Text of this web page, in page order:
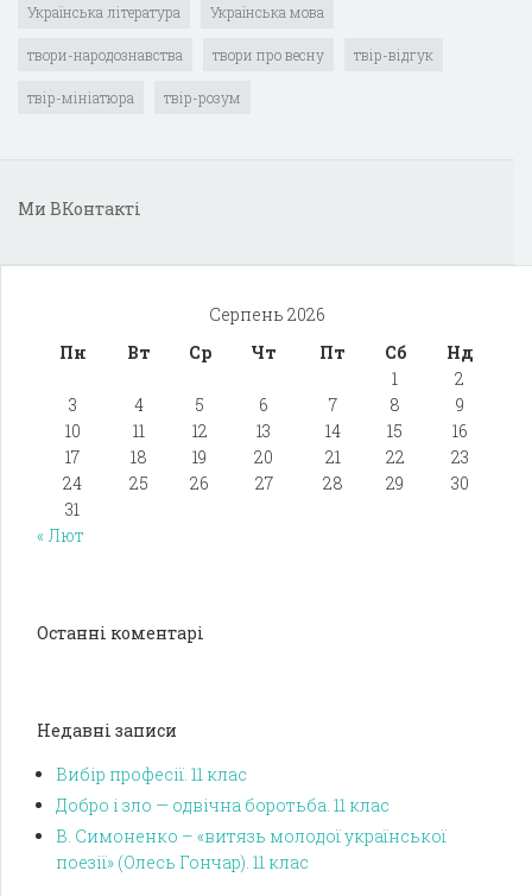
Українська література Українська мова
твори-народознавства твори про весну твір-відгук
твір-мініатюра твір-розум
Ми ВКонтакті
Серпень 2026
Пн
Вт Ср Чт Пт Сб
Нд
1
2
3
4 5 6 7 8
9
10
11 12 13 14 15
16
17
18 19 20 21 22
23
24
25 26 27 28 29
30
31
« Лют
Останні коментарі
Недавні записи
Вибір професії. 11 клас
Добро і зло — одвічна боротьба. 11 клас
В. Симоненко – «витязь молодої української
поезії» (Олесь Гончар). 11 клас